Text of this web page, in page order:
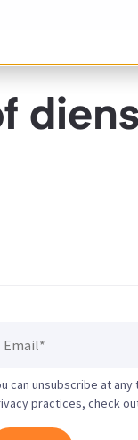
can unsubscribe at
practices, check